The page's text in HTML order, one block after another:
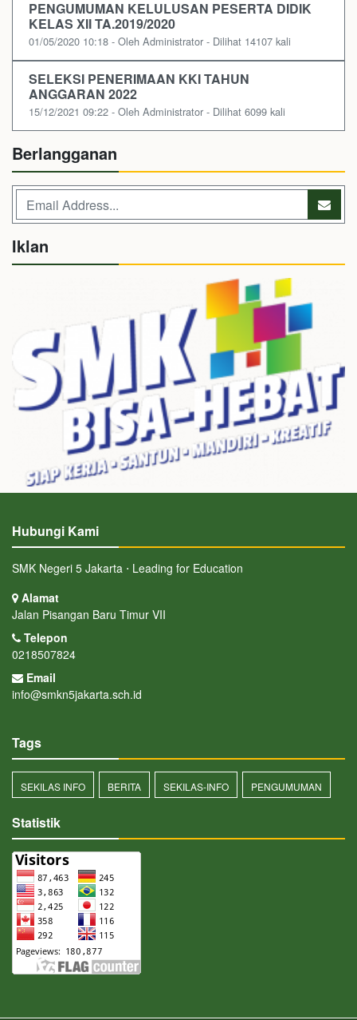
PENGUMUMAN KELULUSAN PESERTA DIDIK
KELAS XII TA.2019/2020
01/05/2020 10:18 - Oleh Administrator - Dilihat 14107 kali
SELEKSI PENERIMAAN KKI TAHUN
ANGGARAN 2022
15/12/2021 09:22 - Oleh Administrator - Dilihat 6099 kali
Berlangganan
Iklan
Hubungi Kami
SMK Negeri 5 Jakarta ⋅ Leading for Education
Alamat
Jalan Pisangan Baru Timur VII
Telepon
0218507824
Email
info@smkn5jakarta.sch.id
Tags
SEKILAS INFO BERITA SEKILAS-INFO PENGUMUMAN
Statistik